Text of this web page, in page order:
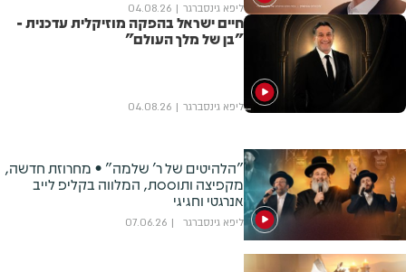
ליפא גינסברגר 04.08.26
חיים ישראל בהפקה מוזיקלית עדכנית -
"בן של מלך העולם"
ליפא גינסברגר 04.08.26
"הלהיטים של ר' שלמה" • מחרוזת חדשה,
מקפיצה ותוססת, המלווה בקליפ לייב
אנרגטי וחגיגי
ליפא גינסברגר 07.06.26